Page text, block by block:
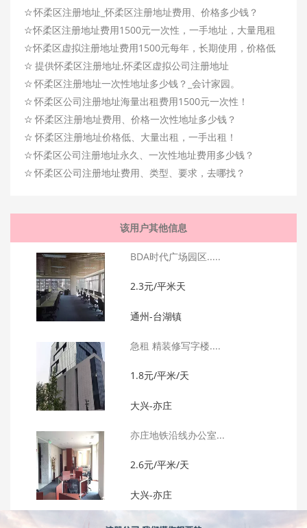
☆怀柔区注册地址_怀柔区注册地址费用、价格多少钱？
☆怀柔区注册地址费用1500元一次性，一手地址，大量甩租
☆怀柔区虚拟注册地址费用1500元每年，长期使用，价格低
☆ 提供怀柔区注册地址,怀柔区虚拟公司注册地址
☆ 怀柔区注册地址一次性地址多少钱？_会计家园。
☆ 怀柔区公司注册地址海量出租费用1500元一次性！
☆ 怀柔区注册地址费用、价格一次性地址多少钱？
☆ 怀柔区注册地址价格低、大量出租，一手出租！
☆怀柔区公司注册地址永久、一次性地址费用多少钱？
☆ 怀柔区公司注册地址费用、类型、要求，去哪找？
该用户其他信息
BDA时代广场园区.....
2.3元/平米天
通州-台湖镇
急租 精装修写字楼....
1.8元/平米/天
大兴-亦庄
亦庄地铁沿线办公室...
2.6元/平米/天
大兴-亦庄